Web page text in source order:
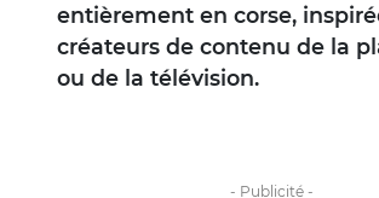
entièrement en corse,
créateurs de contenu de la
ou de la télévision.